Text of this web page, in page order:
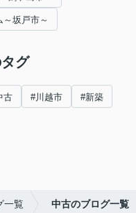
坂戸市～
グ
古 #川越市 #新築
一覧 中古のブログ一覧